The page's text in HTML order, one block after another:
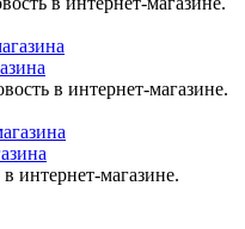
в интернет-магазине.
интернет-магазине.